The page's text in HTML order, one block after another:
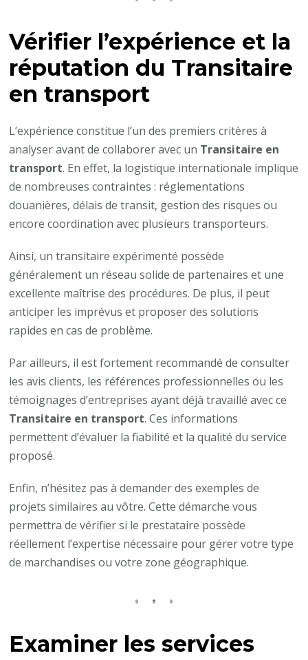
Vérifier l’expérience et la
réputation du Transitaire
en transport
L’expérience constitue l’un des premiers critères à
analyser avant de collaborer avec un Transitaire en
transport. En effet, la logistique internationale implique
de nombreuses contraintes : réglementations
douanières, délais de transit, gestion des risques ou
encore coordination avec plusieurs transporteurs.
Ainsi, un transitaire expérimenté possède
généralement un réseau solide de partenaires et une
excellente maîtrise des procédures. De plus, il peut
anticiper les imprévus et proposer des solutions
rapides en cas de problème.
Par ailleurs, il est fortement recommandé de consulter
les avis clients, les références professionnelles ou les
témoignages d’entreprises ayant déjà travaillé avec ce
Transitaire en transport. Ces informations
permettent d’évaluer la fiabilité et la qualité du service
proposé.
Enfin, n’hésitez pas à demander des exemples de
projets similaires au vôtre. Cette démarche vous
permettra de vérifier si le prestataire possède
réellement l’expertise nécessaire pour gérer votre type
de marchandises ou votre zone géographique.
Examiner les services